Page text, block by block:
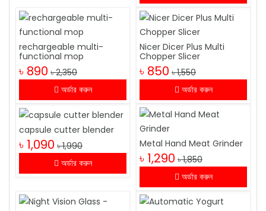
rechargeable multi-
functional mop
৳ 890 ৳ 2,350
অর্ডার করুন
Nicer Dicer Plus Multi
Chopper Slicer
৳ 850 ৳ 1,550
অর্ডার করুন
capsule cutter blender
৳ 1,090 ৳ 1,990
অর্ডার করুন
Metal Hand Meat Grinder
৳ 1,290 ৳ 1,850
অর্ডার করুন